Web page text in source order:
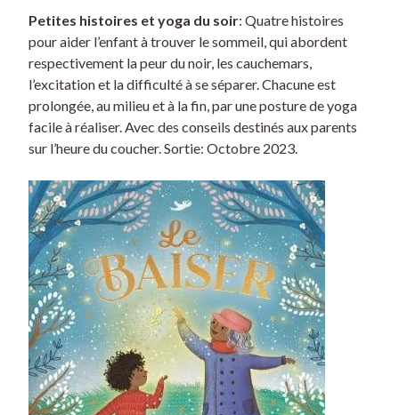
Petites histoires et yoga du soir: Quatre histoires
pour aider l’enfant à trouver le sommeil, qui abordent
respectivement la peur du noir, les cauchemars,
l’excitation et la difficulté à se séparer. Chacune est
prolongée, au milieu et à la fin, par une posture de yoga
facile à réaliser. Avec des conseils destinés aux parents
sur l’heure du coucher. Sortie: Octobre 2023.